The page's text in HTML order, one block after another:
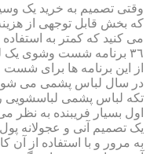
وقتی تصمیم به خرید یک
که بخش قابل توجهی از
می کنید که کمتر به استفاده
٣٦ برنامه شست وشوی یک
از این برنامه ها برای
در سال لباس پشمی می
تکه لباس پشمی لباسشویی
اول بسیار فریبنده به
یک تصمیم آنی و عجولانه
به مرور و با استفاده از آن